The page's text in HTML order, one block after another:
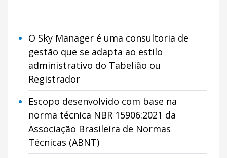
O Sky Manager é uma consultoria de
gestão que se adapta ao estilo
administrativo do Tabelião ou
Registrador
Escopo desenvolvido com base na
norma técnica NBR 15906:2021 da
Associação Brasileira de Normas
Técnicas (ABNT)